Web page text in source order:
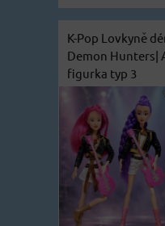
K-Pop Lovkyně
Demon Hunters|
figurka typ 3